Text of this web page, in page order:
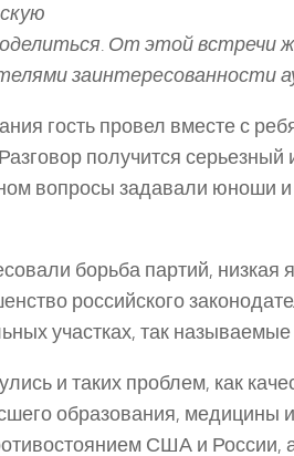
От этой встречи
заинтересованности
гость провел вместе с
получится серьезный
вопросы задавали юноши
борьба партий, низкая
российского
участках, так называемые
и таких проблем, как
образования, медицины
США и России,